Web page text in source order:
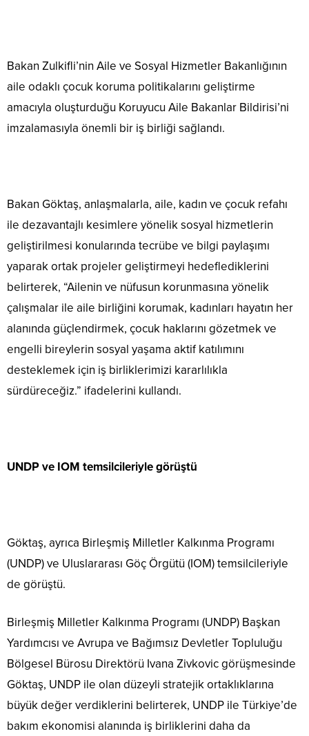
Bakan Zulkifli’nin Aile ve Sosyal Hizmetler Bakanlığının
aile odaklı çocuk koruma politikalarını geliştirme
amacıyla oluşturduğu Koruyucu Aile Bakanlar Bildirisi’ni
imzalamasıyla önemli bir iş birliği sağlandı.
Bakan Göktaş, anlaşmalarla, aile, kadın ve çocuk refahı
ile dezavantajlı kesimlere yönelik sosyal hizmetlerin
geliştirilmesi konularında tecrübe ve bilgi paylaşımı
yaparak ortak projeler geliştirmeyi hedeflediklerini
belirterek, “Ailenin ve nüfusun korunmasına yönelik
çalışmalar ile aile birliğini korumak, kadınları hayatın her
alanında güçlendirmek, çocuk haklarını gözetmek ve
engelli bireylerin sosyal yaşama aktif katılımını
desteklemek için iş birliklerimizi kararlılıkla
sürdüreceğiz.” ifadelerini kullandı.
UNDP ve IOM temsilcileriyle görüştü
Göktaş, ayrıca Birleşmiş Milletler Kalkınma Programı
(UNDP) ve Uluslararası Göç Örgütü (IOM) temsilcileriyle
de görüştü.
Birleşmiş Milletler Kalkınma Programı (UNDP) Başkan
Yardımcısı ve Avrupa ve Bağımsız Devletler Topluluğu
Bölgesel Bürosu Direktörü Ivana Zivkovic görüşmesinde
Göktaş, UNDP ile olan düzeyli stratejik ortaklıklarına
büyük değer verdiklerini belirterek, UNDP ile Türkiye’de
bakım ekonomisi alanında iş birliklerini daha da